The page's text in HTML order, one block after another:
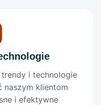
i technologie
naszym klientom
i efektywne